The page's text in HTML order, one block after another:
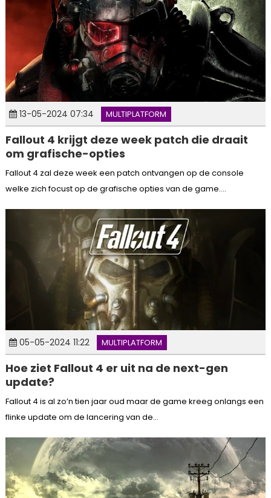
13-05-2024 07:34 MULTIPLATFORM
Fallout 4 krijgt deze week patch die draait
om grafische-opties
Fallout 4 zal deze week een patch ontvangen op de console
welke zich focust op de grafische opties van de game....
05-05-2024 11:22 MULTIPLATFORM
Hoe ziet Fallout 4 er uit na de next-gen
update?
Fallout 4 is al zo’n tien jaar oud maar de game kreeg onlangs een
flinke update om de lancering van de...